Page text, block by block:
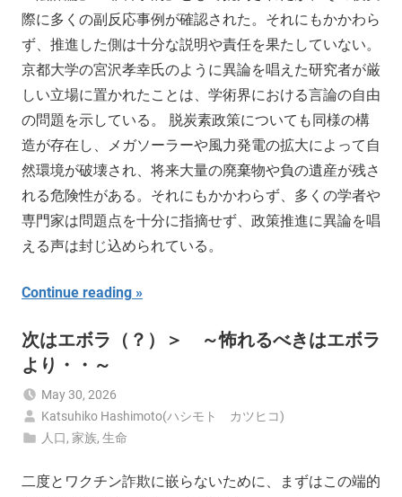
際に多くの副反応事例が確認された。それにもかかわら
ず、推進した側は十分な説明や責任を果たしていない。
京都大学の宮沢孝幸氏のように異論を唱えた研究者が厳
しい立場に置かれたことは、学術界における言論の自由
の問題を示している。 脱炭素政策についても同様の構
造が存在し、メガソーラーや風力発電の拡大によって自
然環境が破壊され、将来大量の廃棄物や負の遺産が残さ
れる危険性がある。それにもかかわらず、多くの学者や
専門家は問題点を十分に指摘せず、政策推進に異論を唱
える声は封じ込められている。
Continue reading
次はエボラ（？）＞ ～怖れるべきはエボラ
より・・～
May 30, 2026
Katsuhiko Hashimoto(ハシモト カツヒコ)
人口,家族,生命
二度とワクチン詐欺に嵌らないために、まずはこの端的